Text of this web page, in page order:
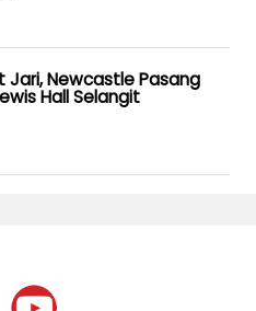
Jari, Newcastle Pasang
Hall Selangit